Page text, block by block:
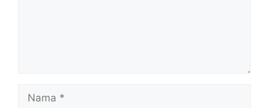
Nama